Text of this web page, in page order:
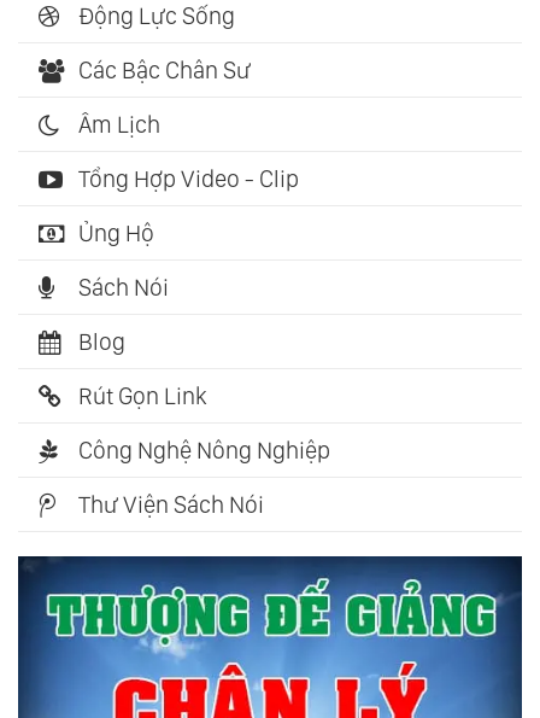
Động Lực Sống
Các Bậc Chân Sư
Âm Lịch
Tổng Hợp Video - Clip
Ủng Hộ
Sách Nói
Blog
Rút Gọn Link
Công Nghệ Nông Nghiệp
Thư Viện Sách Nói